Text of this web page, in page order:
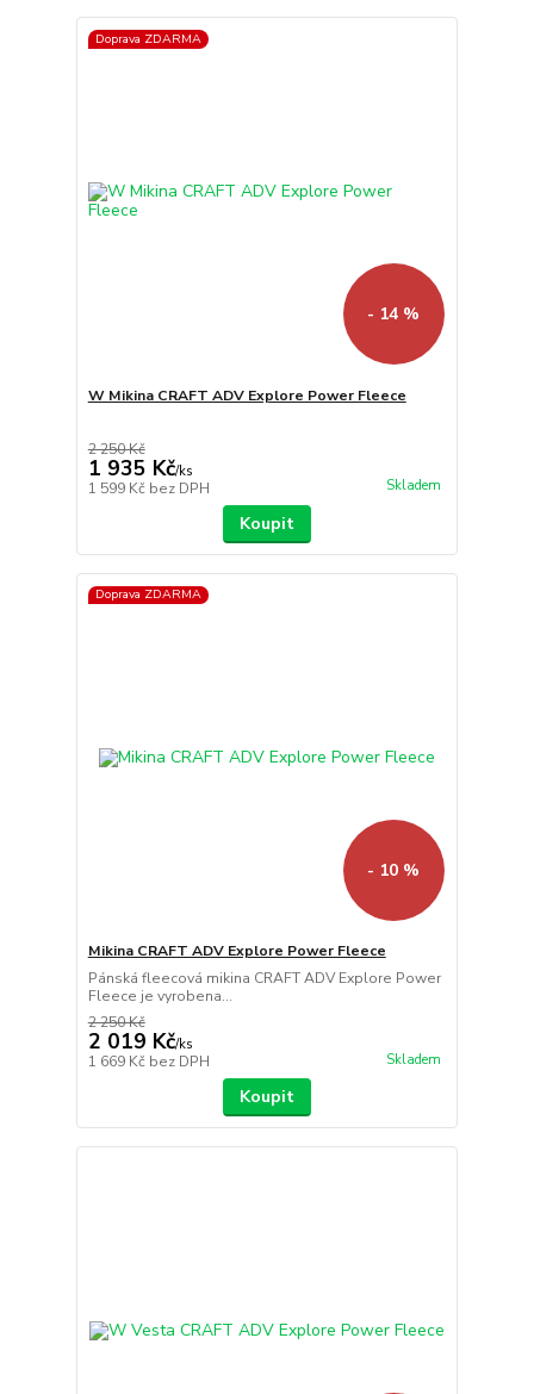
Doprava ZDARMA
- 14 %
W Mikina CRAFT ADV Explore Power Fleece
2 250 Kč
1 935 Kč/ks
1 599 Kč bez DPH Skladem
Koupit
Doprava ZDARMA
- 10 %
Mikina CRAFT ADV Explore Power Fleece
Pánská fleecová mikina CRAFT ADV Explore Power
Fleece je vyrobena...
2 250 Kč
2 019 Kč/ks
1 669 Kč bez DPH Skladem
Koupit